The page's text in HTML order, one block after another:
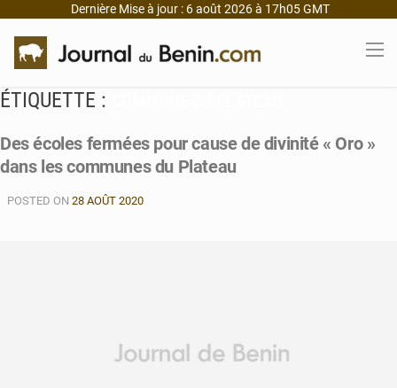
Dernière Mise à jour : 6 août 2026 à 17h05 GMT
ÉTIQUETTE :
Des écoles fermées pour cause de divinité « Oro »
dans les communes du Plateau
POSTED ON 28 AOÛT 2020